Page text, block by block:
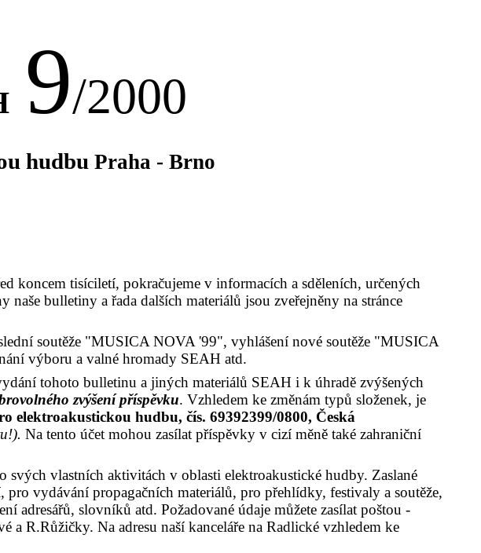
9/2000
hudbu Praha - Brno
koncem tisíciletí, pokračujeme v informacích a sděleních, určených
bulletiny a řada dalších materiálů jsou zveřejněny na stránce
soutěže "MUSICA NOVA '99", vyhlášení nové soutěže "MUSICA
výboru a valné hromady SEAH atd.
tohoto bulletinu a jiných materiálů SEAH i k úhradě zvýšených
zvýšení příspěvku. Vzhledem ke změnám typů složenek, je
elektroakustickou hudbu, čís. 69392399/0800, Česká
Na tento účet mohou zasílat příspěvky v cizí měně také zahraniční
vlastních aktivitách v oblasti elektroakustické hudby. Zaslané
vydávání propagačních materiálů, pro přehlídky, festivaly a soutěže,
adresářů, slovníků atd. Požadované údaje můžete zasílat poštou -
R.Růžičky. Na adresu naší kanceláře na Radlické vzhledem ke